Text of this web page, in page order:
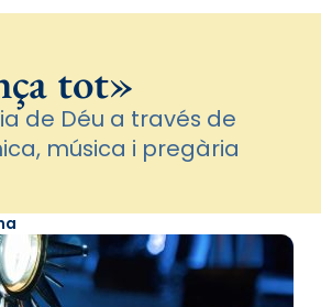
tot»
de Déu a través de
música i pregària